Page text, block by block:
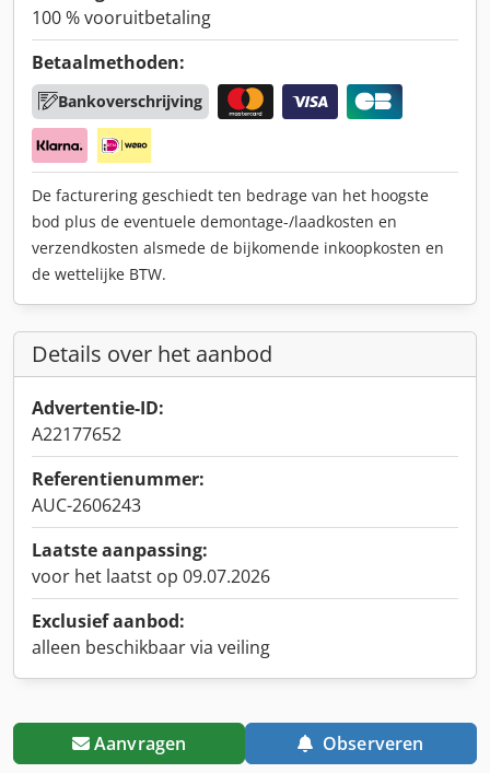
100 % vooruitbetaling
Betaalmethoden:
Bankoverschrijving
De facturering geschiedt ten bedrage van het hoogste
bod plus de eventuele demontage-/laadkosten en
verzendkosten alsmede de bijkomende inkoopkosten en
de wettelijke BTW.
Details over het aanbod
Advertentie-ID:
A22177652
Referentienummer:
AUC-2606243
Laatste aanpassing:
voor het laatst op 09.07.2026
Exclusief aanbod:
alleen beschikbaar via veiling
Aanvragen Observeren